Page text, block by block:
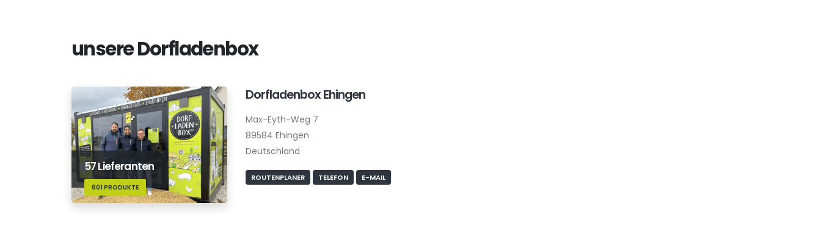
unsere Dorfladenbox
57 Lieferanten
601 PRODUKTE
Dorfladenbox Ehingen
Max-Eyth-Weg 7
89584 Ehingen
Deutschland
ROUTENPLANER TELEFON E-MAIL